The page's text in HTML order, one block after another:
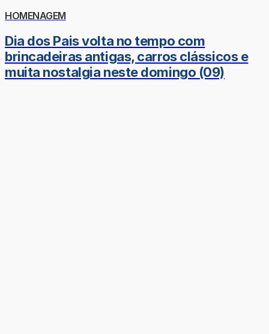
HOMENAGEM
Dia dos Pais volta no tempo com
brincadeiras antigas, carros clássicos e
muita nostalgia neste domingo (09)